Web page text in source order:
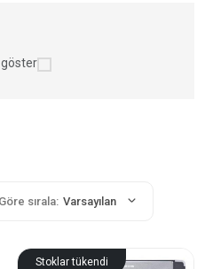
göster
Göre sırala: Varsayılan
Stoklar tükendi